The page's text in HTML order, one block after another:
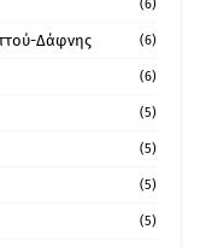
(6)
Δάφνης (6)
(6)
(5)
(5)
(5)
(5)